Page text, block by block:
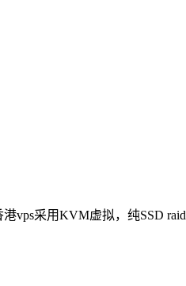
vps采用KVM虚拟，纯SSD